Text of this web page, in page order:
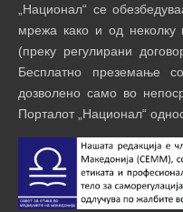
„Национал“ се
мрежа како и од неколку
(преку регулирани
Бесплатно преземање
дозволено само во
Порталот „Национал“